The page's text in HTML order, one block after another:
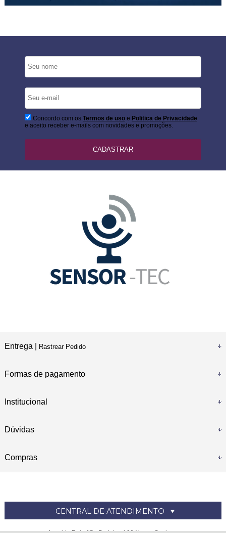
Concordo com os Termos de usoe Politica de Privacidade
e aceito receber e-mails com novidades e promoções.
CADASTRAR
Entrega | Rastrear Pedido
Formas de pagamento
Institucional
Dúvidas
Compras
CENTRAL DE ATENDIMENTO